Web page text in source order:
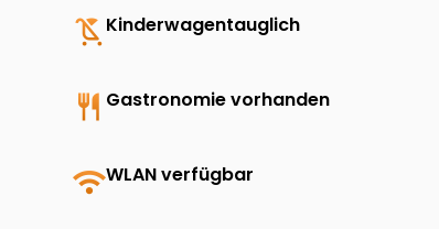
child_friendlyKinderwagentauglich
restaurant Gastronomie vorhanden
wifiWLAN verfügbar